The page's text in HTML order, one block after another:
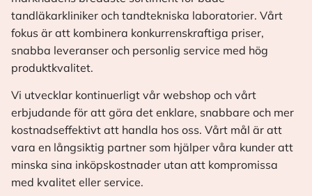
tandläkarkliniker och tandtekniska laboratorier. Vårt
fokus är att kombinera konkurrenskraftiga priser,
snabba leveranser och personlig service med hög
produktkvalitet.
Vi utvecklar kontinuerligt vår webshop och vårt
erbjudande för att göra det enklare, snabbare och mer
kostnadseffektivt att handla hos oss. Vårt mål är att
vara en långsiktig partner som hjälper våra kunder att
minska sina inköpskostnader utan att kompromissa
med kvalitet eller service.